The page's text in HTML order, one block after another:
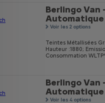
Berlingo Van
Automatique
Voir les 2 options
Teintes Métallisées
Hauteur :1880;
Consommation
Berlingo Van
Automatique
Voir les 4 options